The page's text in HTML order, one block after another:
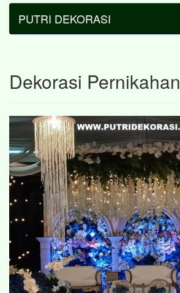
PUTRI DEKORASI
Dekorasi Pernikahan